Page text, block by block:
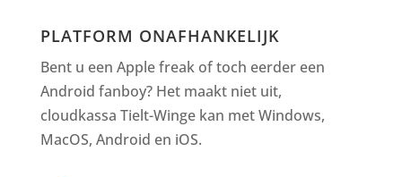
PLATFORM ONAFHANKELIJK
Bent u een Apple freak of toch eerder een
Android fanboy? Het maakt niet uit,
cloudkassa Tielt-Winge kan met Windows,
MacOS, Android en iOS.